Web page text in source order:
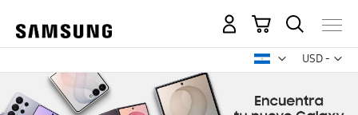
USD -
dólar
Mi carrito